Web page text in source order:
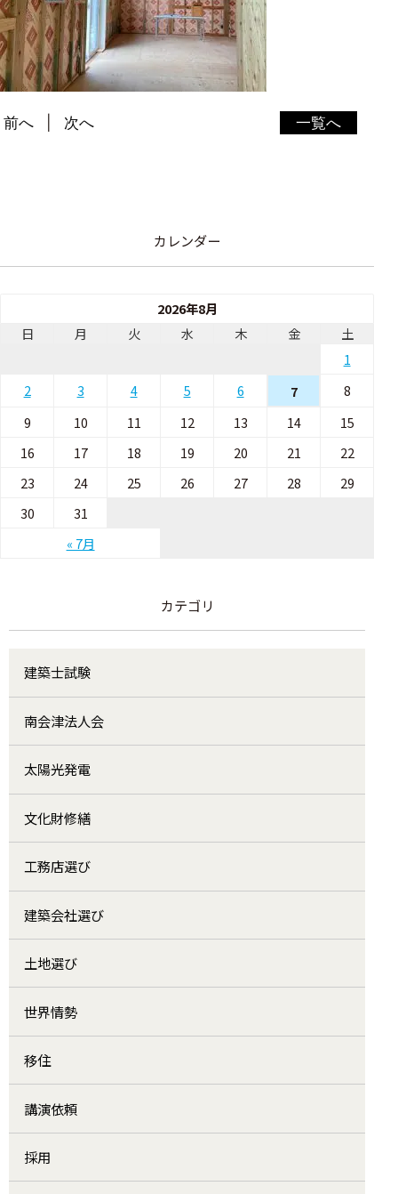
一覧へ
前へ 次へ
カレンダー
2026年8月
日
月 火 水 木 金 土
« 7月
1
2
3 4 5 6 7
8
9
10 11 12 13 14
15
16
17 18 19 20 21
22
23
24 25 26 27 28
29
30
31
カテゴリ
建築士試験
南会津法人会
太陽光発電
文化財修繕
工務店選び
建築会社選び
土地選び
世界情勢
移住
講演依頼
採用